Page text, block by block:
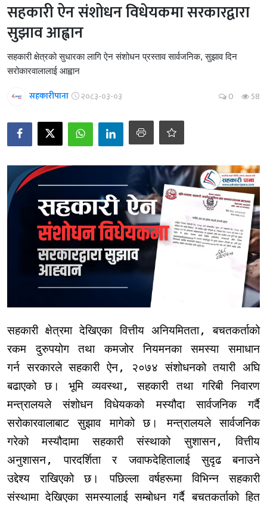
सहकारी ऐन संशोधन विधेयकमा सरकारद्वारा
सुझाव आह्वान
सहकारी क्षेत्रको सुधारका लागि ऐन संशोधन प्रस्ताव सार्वजनिक, सुझाव दिन
सरोकारवालालाई आह्वान
सहकारीपाना २०८३-०३-०३ 0 58
सहकारी क्षेत्रमा देखिएका वित्तीय अनियमितता, बचतकर्ताको
रकम दुरुपयोग तथा कमजोर नियमनका समस्या समाधान
गर्न सरकारले सहकारी ऐन, २०७४ संशोधनको तयारी अघि
बढाएको छ। भूमि व्यवस्था, सहकारी तथा गरिबी निवारण
मन्त्रालयले संशोधन विधेयकको मस्यौदा सार्वजनिक गर्दै
सरोकारवालाबाट सुझाव मागेको छ। मन्त्रालयले सार्वजनिक
गरेको मस्यौदामा सहकारी संस्थाको सुशासन, वित्तीय
अनुशासन, पारदर्शिता र जवाफदेहितालाई सुदृढ बनाउने
उद्देश्य राखिएको छ। पछिल्ला वर्षहरूमा विभिन्न सहकारी
संस्थामा देखिएका समस्यालाई सम्बोधन गर्दै बचतकर्ताको हित